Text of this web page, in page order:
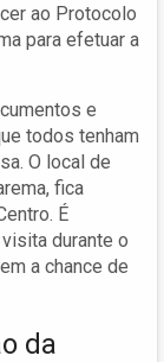
ao Protocolo
para efetuar a
e
todos tenham
O local de
fica
É
durante o
a chance de
da